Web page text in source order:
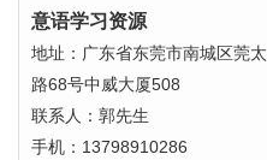
意语学习资源
地址：广东省东莞市南城区莞太
路68号中威大厦508
联系人：郭先生
手机：13798910286